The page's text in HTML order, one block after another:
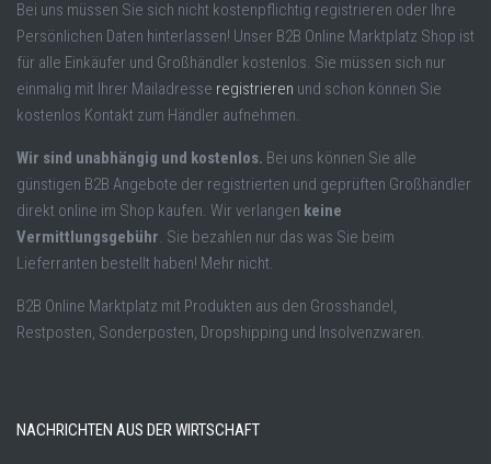
Bei uns müssen Sie sich nicht kostenpflichtig registrieren oder Ihre
Persönlichen Daten hinterlassen! Unser B2B Online Marktplatz Shop ist
für alle Einkäufer und Großhändler kostenlos. Sie müssen sich nur
einmalig mit Ihrer Mailadresse registrieren und schon können Sie
kostenlos Kontakt zum Händler aufnehmen.
Wir sind unabhängig und kostenlos. Bei uns können Sie alle
günstigen B2B Angebote der registrierten und geprüften Großhändler
direkt online im Shop kaufen. Wir verlangen keine
Vermittlungsgebühr. Sie bezahlen nur das was Sie beim
Lieferranten bestellt haben! Mehr nicht.
B2B Online Marktplatz mit Produkten aus den Grosshandel,
Restposten, Sonderposten, Dropshipping und Insolvenzwaren.
NACHRICHTEN AUS DER WIRTSCHAFT